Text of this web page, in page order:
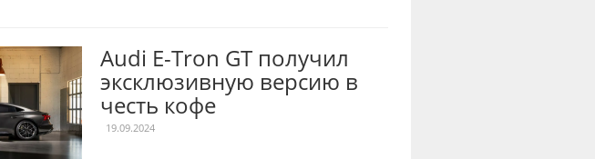
Audi E-Tron GT получил
эксклюзивную версию в
честь кофе
19.09.2024